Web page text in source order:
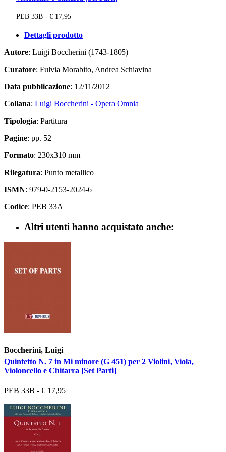
PEB 33B - € 17,95
Dettagli prodotto
Autore: Luigi Boccherini (1743-1805)
Curatore: Fulvia Morabito, Andrea Schiavina
Data pubblicazione: 12/11/2012
Collana: Luigi Boccherini - Opera Omnia
Tipologia: Partitura
Pagine: pp. 52
Formato: 230x310 mm
Rilegatura: Punto metallico
ISMN: 979-0-2153-2024-6
Codice: PEB 33A
Altri utenti hanno acquistato anche:
Boccherini, Luigi
Quintetto N. 7 in Mi minore (G 451) per 2 Violini, Viola,
Violoncello e Chitarra [Set Parti]
PEB 33B - € 17,95